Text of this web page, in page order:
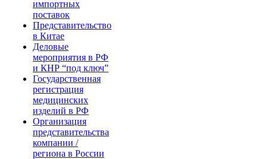
импортных
поставок
Представительство
в Китае
Деловые
мероприятия в РФ
и КНР “под ключ”
Государственная
регистрация
медицинских
изделий в РФ
Организация
представительства
компании /
региона в России